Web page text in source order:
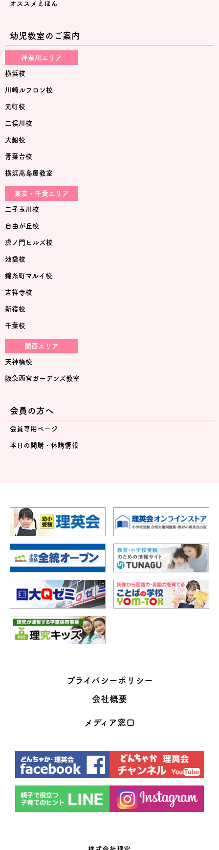
オススメえほん
幼児教室のご案内
神奈川エリア
横浜校
川崎ルフロン校
元町校
二俣川校
大船校
青葉台校
横浜高島屋教室
東京・千葉エリア
二子玉川校
自由が丘校
虎ノ門ヒルズ校
池袋校
錦糸町マルイ校
吉祥寺校
新宿校
千葉校
関西エリア
天神橋校
阪急西宮ガーデンズ教室
会員の方へ
会員専用ページ
本日の開講・休講情報
プライバシーポリシー
会社概要
メディア窓口